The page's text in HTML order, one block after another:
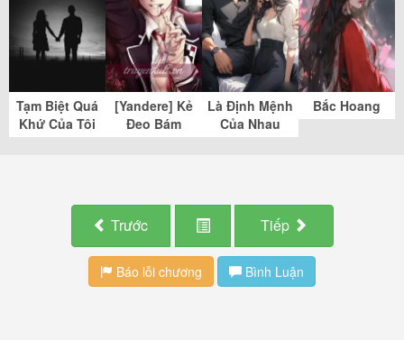
Tạm Biệt Quá
Khứ Của Tôi
[Yandere] Kẻ
Đeo Bám
Là Định Mệnh
Của Nhau
Bắc Hoang
Trước Tiếp
Báo lỗi chương Bình Luận